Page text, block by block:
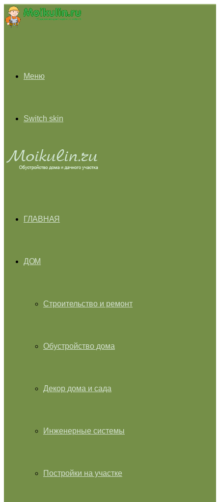
Меню
Switch skin
ГЛАВНАЯ
ДОМ
Строительство и ремонт
Обустройство дома
Декор дома и сада
Инженерные системы
Постройки на участке